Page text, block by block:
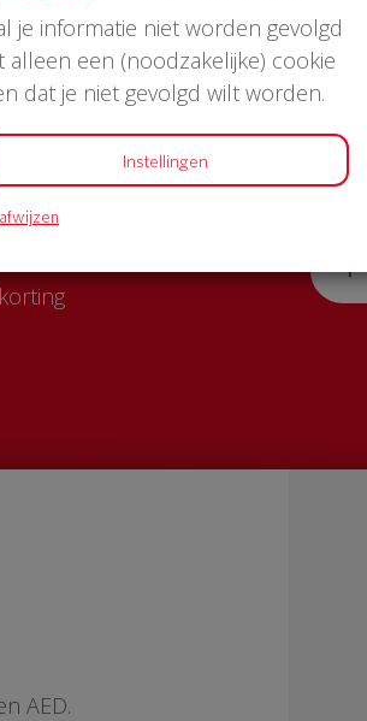
AED.
je informatie niet worden gevolgd
alleen een (noodzakelijke) cookie
dat je niet gevolgd wilt worden.
Instellingen